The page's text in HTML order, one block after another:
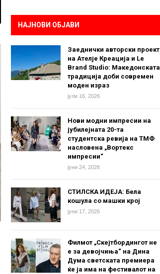
НАЈНОВИ ОБЈАВИ
Заеднички авторски проект
на Ателје Креација и Le
Brand Studio: Македонската
традиција доби современ
моден израз
јули 16, 2026
Нови модни импресии на
јубилејната 20-та
студентска ревија на ТМФ
насловена „Вортекс
импресии“
јуни 24, 2026
СТИЛСКА ИДЕЈА: Бела
кошула со машки крој
јуни 17, 2026
Филмот „Скејтбордингот не
е за девојчиња“ на Дина
Дума светската премиера
ќе ја има на фестивалот на